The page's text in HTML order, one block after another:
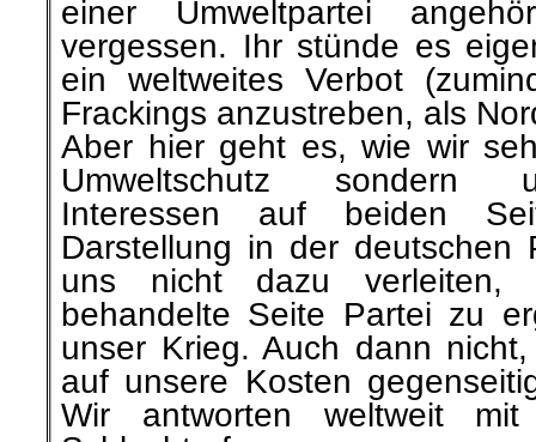
einer Umweltpartei
vergessen. Ihr stünde es
ein weltweites Verbot
Frackings anzustreben, als
Aber hier geht es, wie wir
Umweltschutz sondern
Interessen auf beiden
Darstellung in der deutschen
uns nicht dazu verleiten,
behandelte Seite Partei zu
unser Krieg. Auch dann
auf unsere Kosten
Wir antworten weltweit mit